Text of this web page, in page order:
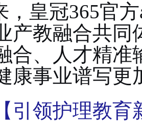
，皇冠365官
产教融合共同
合、人才精
康事业谱写更
【引领护理教